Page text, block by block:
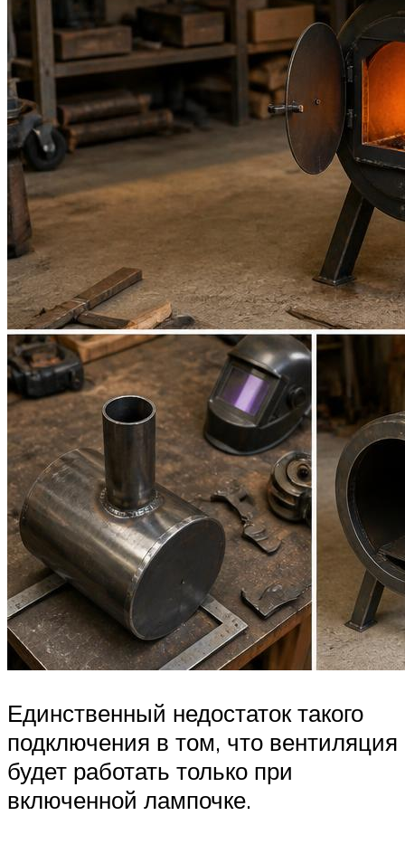
Единственный недостаток такого
подключения в том, что вентиляция
будет работать только при
включенной лампочке.